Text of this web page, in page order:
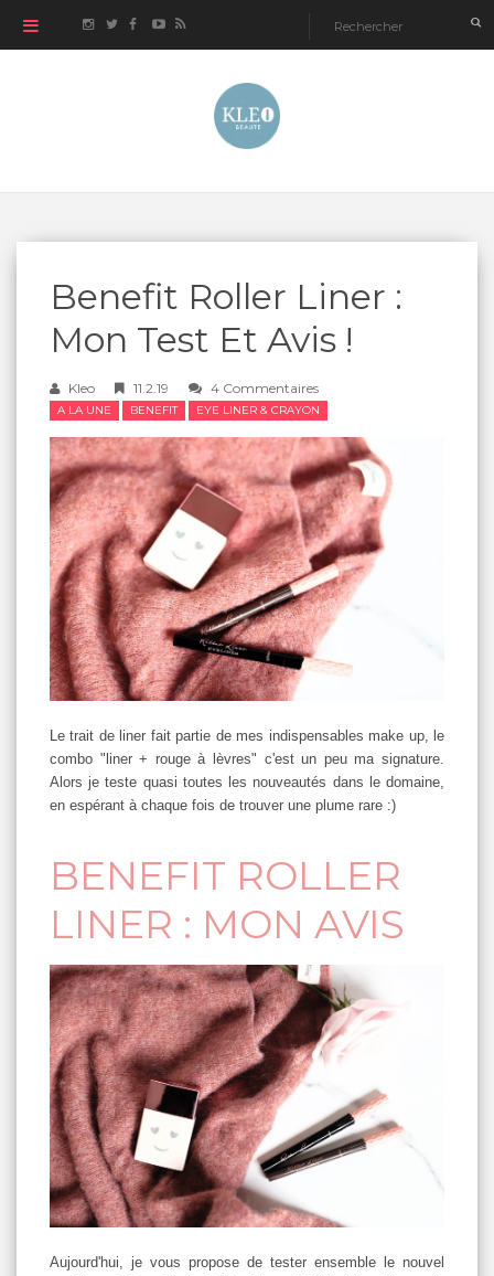
Benefit Roller Liner :
Mon Test Et Avis !
Kleo 11.2.19 4 Commentaires
A LA UNE BENEFIT EYE LINER & CRAYON
Le trait de liner fait partie de mes indispensables make up, le
combo "liner + rouge à lèvres" c'est un peu ma signature.
Alors je teste quasi toutes les nouveautés dans le domaine,
en espérant à chaque fois de trouver une plume rare :)
BENEFIT ROLLER
LINER : MON AVIS
Aujourd'hui, je vous propose de tester ensemble le nouvel